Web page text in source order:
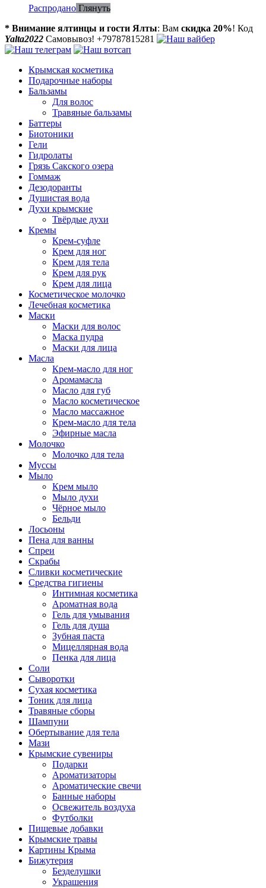
Распродано Глянуть
* Внимание ялтинцы и гости Ялты: Вам скидка 20%! Код
Yalta2022 Самовывоз! +79787815281
Крымская косметика
Подарочные наборы
Бальзамы
Для волос
Травяные бальзамы
Баттеры
Биотоники
Гели
Гидролаты
Грязь Сакского озера
Гоммаж
Дезодоранты
Душистая вода
Духи крымские
Твёрдые духи
Кремы
Крем-суфле
Крем для ног
Крем для тела
Крем для рук
Крем для лица
Косметическое молочко
Лечебная косметика
Маски
Маски для волос
Маска пудра
Маски для лица
Масла
Крем-масло для ног
Аромамасла
Масло для губ
Масло косметическое
Масло массажное
Крем-масло для тела
Эфирные масла
Молочко
Молочко для тела
Муссы
Мыло
Крем мыло
Мыло духи
Чёрное мыло
Бельди
Лосьоны
Пена для ванны
Спреи
Скрабы
Сливки косметические
Средства гигиены
Интимная косметика
Ароматная вода
Гель для умывания
Гель для душа
Зубная паста
Мицеллярная вода
Пенка для лица
Соли
Сыворотки
Сухая косметика
Тоник для лица
Травяные сборы
Шампуни
Обертывание для тела
Мази
Крымские сувениры
Подарки
Ароматизаторы
Ароматические свечи
Банные наборы
Освежитель воздуха
Футболки
Пищевые добавки
Крымские травы
Картины Крыма
Бижутерия
Безделушки
Украшения